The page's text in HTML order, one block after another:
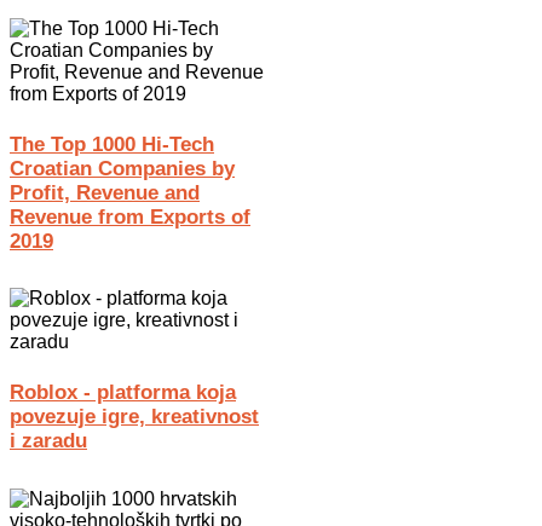
The Top 1000 Hi-Tech
Croatian Companies by
Profit, Revenue and
Revenue from Exports of
2019
Roblox - platforma koja
povezuje igre, kreativnost
i zaradu